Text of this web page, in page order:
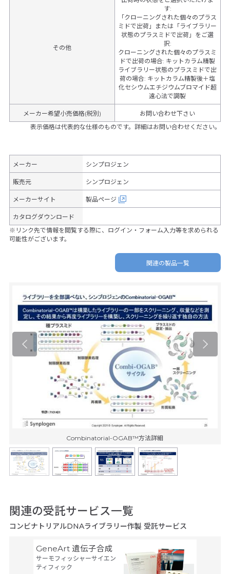
その他
す:
「クローニングされた個々のプラス
ミドで出荷」または「ライブラリー
状態のプラスミドで出荷」をご選
択:
クローニングされた個々のプラスミ
ドで出荷の場合: キットカラム精製
ライブラリー状態のプラスミドで出
荷の場合: キットカラム精製後＋塩
化セシウムエチジウムブロマイド超
遠心法で調製
メーカー希望小売価格(税別)
お問い合わせ下さい
表示価格は代表的な仕様のものです。詳細はお問い合わせください。
メーカー シンプロジェン
販売元 シンプロジェン
メーカーサイト 製品ページ
カタログダウンロード
※リンク先で情報を閲覧する際に、ログイン・フォーム入力等を求められる
可能性がございます。
関連の製品一覧
Combinatorial-OGAB™方法詳細
関連の受託サービス一覧
コンビナトリアルDNAライブラリー作製 受託サービス
GeneArt 遺伝子合成
サーモフィッシャーサイエン
ティフィック